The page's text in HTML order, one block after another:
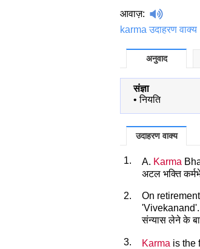
आवाज़:
karma उदाहरण वाक्य
अनुवाद
संज्ञा
•नियति
उदाहरण वाक्य
1. A. Karma
अटल भक्ति
2. On
'Vivekanand'.
संन्यास लेने के
3. Karma is the